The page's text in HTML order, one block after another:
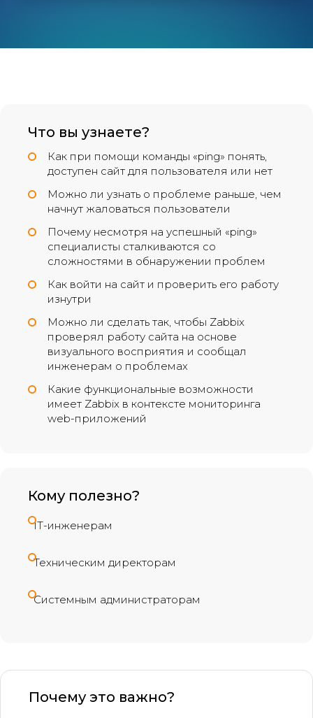
Что вы узнаете?
Как при помощи команды «ping» понять,
доступен сайт для пользователя или нет
Можно ли узнать о проблеме раньше, чем
начнут жаловаться пользователи
Почему несмотря на успешный «ping»
специалисты сталкиваются со
сложностями в обнаружении проблем
Как войти на сайт и проверить его работу
изнутри
Можно ли сделать так, чтобы Zabbix
проверял работу сайта на основе
визуального восприятия и сообщал
инженерам о проблемах
Какие функциональные возможности
имеет Zabbix в контексте мониторинга
web-приложений
Кому полезно?
IT-инженерам
Техническим директорам
Системным администраторам
Почему это важно?